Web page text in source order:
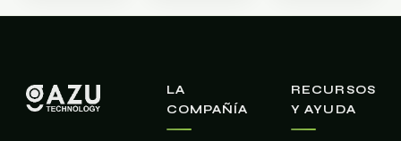
LA
COMPAÑÍA
RECURSOS
Y AYUDA